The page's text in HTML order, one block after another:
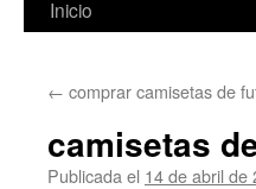
Saltar
contenido
Inicio
← comprar camisetas de
camisetas
Publicada el 14 de abril de